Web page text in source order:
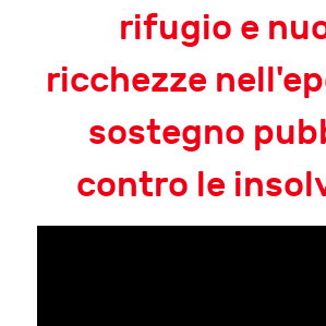
rifugio e
ricchezze
sostegno
contro le